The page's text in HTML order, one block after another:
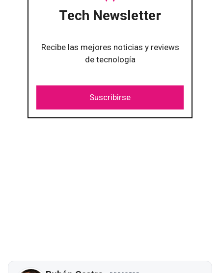
Tech Newsletter
Recibe las mejores noticias y reviews
de tecnología
Suscribirse